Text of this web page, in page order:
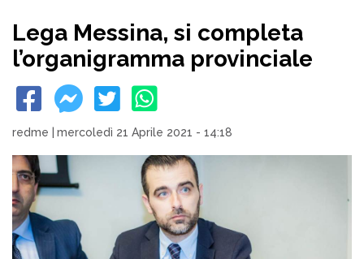
Lega Messina, si completa
l’organigramma provinciale
redme mercoledì 21 Aprile 2021 - 14:18